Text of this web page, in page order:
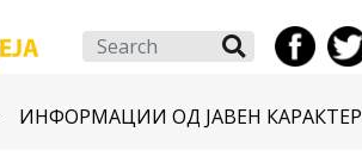
Search
ИНФОРМАЦИИ ОД ЈАВЕН КАРАКТЕР